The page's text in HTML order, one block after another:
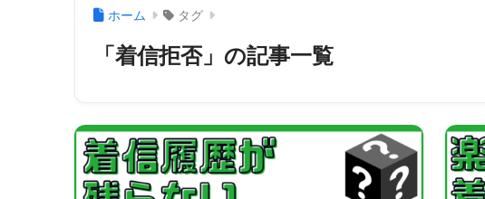
ホーム タグ
「着信拒否」の記事一覧